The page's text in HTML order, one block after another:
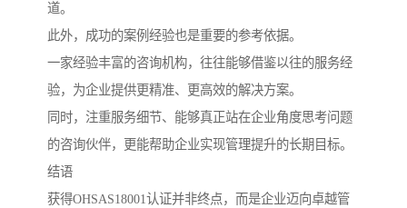
道。
此外，成功的案例经验也是重要的参考依据。
一家经验丰富的咨询机构，往往能够借鉴以往的服务经
验，为企业提供更精准、更高效的解决方案。
同时，注重服务细节、能够真正站在企业角度思考问题
的咨询伙伴，更能帮助企业实现管理提升的长期目标。
结语
获得OHSAS18001认证并非终点，而是企业迈向卓越管